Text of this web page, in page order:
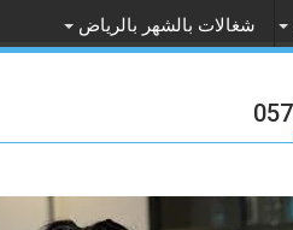
شغالات بالشهر بالرياض